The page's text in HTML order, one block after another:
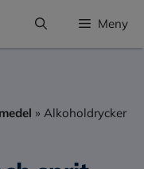
Meny
» Alkoholdrycker